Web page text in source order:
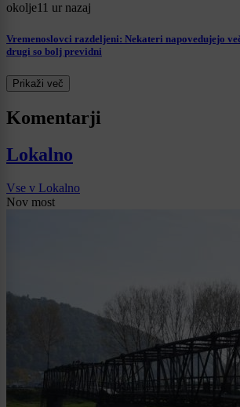
okolje11 ur nazaj
Vremenoslovci razdeljeni: Nekateri napovedujejo
drugi so bolj previdni
Prikaži več
Komentarji
Lokalno
Vse v Lokalno
Nov most